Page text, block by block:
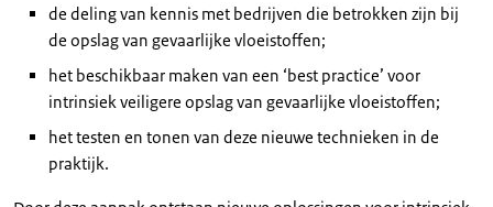
de deling van kennis met bedrijven die betrokken zijn bij
de opslag van gevaarlijke vloeistoffen;
het beschikbaar maken van een ‘best practice’ voor
intrinsiek veiligere opslag van gevaarlijke vloeistoffen;
het testen en tonen van deze nieuwe technieken in de
praktijk.